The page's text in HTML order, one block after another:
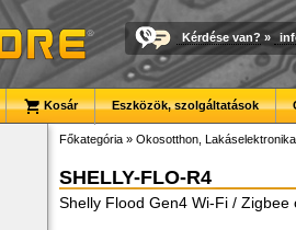
Kérdése van? »
Kosár Eszközök, szolgáltatások
Főkategória » Okosotthon, Lakáselektronika
SHELLY-FLO-R4
Shelly Flood Gen4 Wi-Fi /